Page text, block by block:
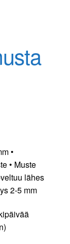
•
• Muste
lähes
2-5 mm